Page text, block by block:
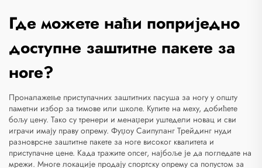
Где можете наћи поприједно
доступне заштитне пакете за
ноге?
Проналажење приступачних заштитних пасуша за ногу у општу
паметни избор за тимове или школе. Купите на меху, добићете
бољу цену. Тако су тренери и менаџери уштедели новац и сви
играчи имају праву опрему. Фуџоу Саипуланг Трейдинг нуди
разноврсне заштитне пакете за ноге високог квалитета и
приступачне цене. Када тражите опсег, најбоље је да погледате на
мрежи. Многе локације продају спортску опрему са попустом за